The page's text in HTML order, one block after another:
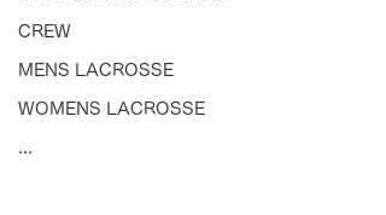
CREW
MENS LACROSSE
WOMENS LACROSSE
...